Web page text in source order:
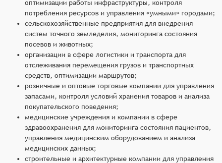
оптимизации работы инфраструктуры, контроля
потребления ресурсов и управления «умными» городами;
сельскохозяйственные предприятия для внедрения
систем точного земледелия, мониторинга состояния
посевов и животных;
организации в сфере логистики и транспорта для
отслеживания перемещения грузов и транспортных
средств, оптимизации маршрутов;
розничные и оптовые торговые компании для управления
запасами, контроля условий хранения товаров и анализа
покупательского поведения;
медицинские учреждения и компании в сфере
здравоохранения для мониторинга состояния пациентов,
управления медицинским оборудованием и анализа
медицинских данных;
строительные и архитектурные компании для управления